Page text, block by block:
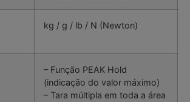
kg / g / lb / N (Newton)
– Função PEAK Hold
(indicação do valor máximo)
– Tara múltipla em toda a área